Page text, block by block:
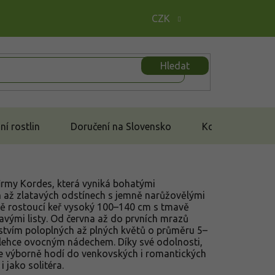
CZK
Hledat
rostlin Doručení na Slovensko Kontakt
Kordes, která vyniká bohatými
zlatavých odstínech s jemně narůžovělými
rostoucí keř vysoký 100–140 cm s tmavě
listy. Od června až do prvních mrazů
poloplných až plných květů o průměru 5–
ovocným nádechem. Díky své odolnosti,
výborně hodí do venkovských i romantických
jako solitéra.